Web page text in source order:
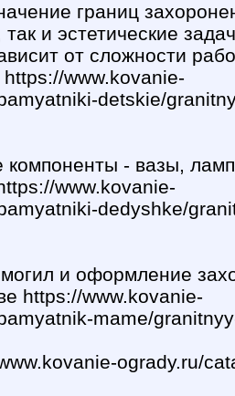
границ
и эстетические
от сложности
www.kovanie-
detskie/
компоненты - вазы,
www.kovanie-
dedyshke/
могил и оформление
https://www.kovanie-
mame/
ogrady.ru/